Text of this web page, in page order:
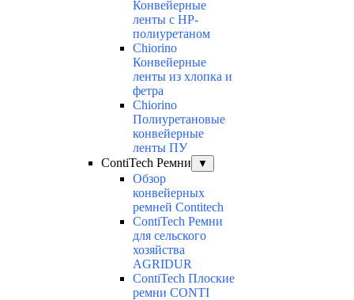
Конвейерные
ленты с НР-
полиуретаном
Chiorino
Конвейерные
ленты из хлопка и
фетра
Chiorino
Полиуретановые
конвейерные
ленты ПУ
ContiTech Ремни
▼
Обзор
конвейерных
ремней Contitech
ContiTech Ремни
для сельского
хозяйства
AGRIDUR
ContiTech Плоские
ремни CONTI